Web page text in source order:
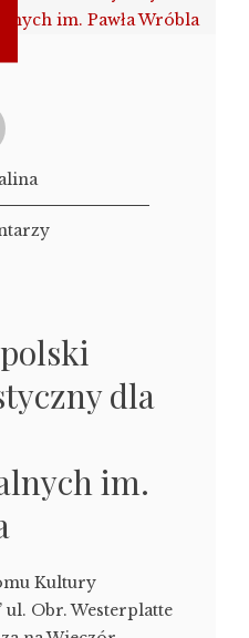
dla
im.
Kultury
ul. Obr. Westerplatte